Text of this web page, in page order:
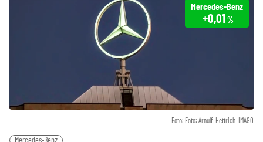
Foto: Foto: Arnulf_Hettrich_IMAGO
Mercedes-Benz
+0,01%
Mercedes-Benz